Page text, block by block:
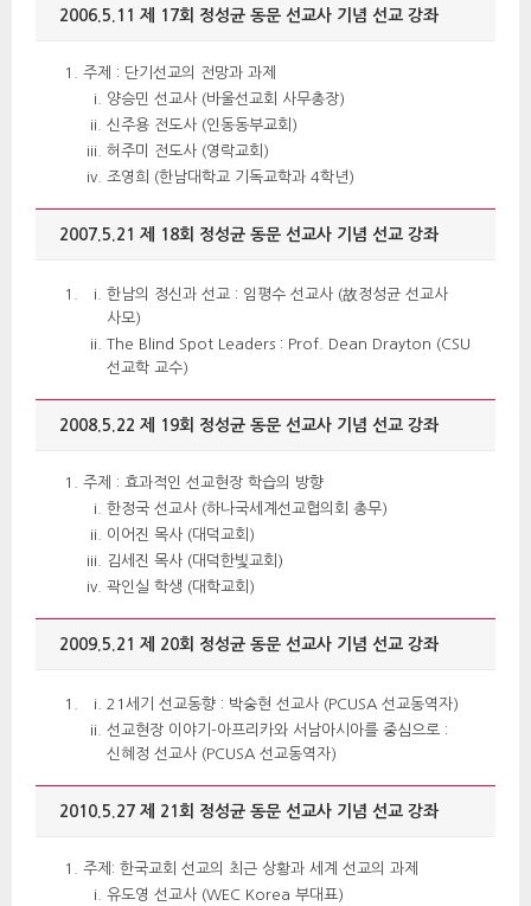
2006.5.11 제 17회 정성균 동문 선교사 기념 선교 강좌
주제 : 단기선교의 전망과 과제
양승민 선교사 (바울선교회 사무총장)
신주용 전도사 (인동동부교회)
허주미 전도사 (영락교회)
조영희 (한남대학교 기독교학과 4학년)
2007.5.21 제 18회 정성균 동문 선교사 기념 선교 강좌
한남의 정신과 선교 : 임평수 선교사 (故정성균 선교사
사모)
The Blind Spot Leaders : Prof. Dean Drayton (CSU
선교학 교수)
2008.5.22 제 19회 정성균 동문 선교사 기념 선교 강좌
주제 : 효과적인 선교현장 학습의 방향
한정국 선교사 (하나국세계선교협의회 총무)
이어진 목사 (대덕교회)
김세진 목사 (대덕한빛교회)
곽인실 학생 (대학교회)
2009.5.21 제 20회 정성균 동문 선교사 기념 선교 강좌
21세기 선교동향 : 박숭현 선교사 (PCUSA 선교동역자)
선교현장 이야기-아프리카와 서남아시아를 중심으로 :
신혜정 선교사 (PCUSA 선교동역자)
2010.5.27 제 21회 정성균 동문 선교사 기념 선교 강좌
주제: 한국교회 선교의 최근 상황과 세계 선교의 과제
유도영 선교사 (WEC Korea 부대표)